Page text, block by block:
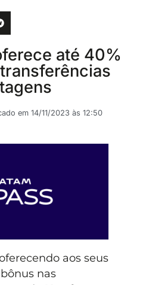
até 40%
em14/11/2023 às 12:50
aos seus
nas